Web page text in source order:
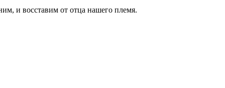
и восставим от отца нашего племя.